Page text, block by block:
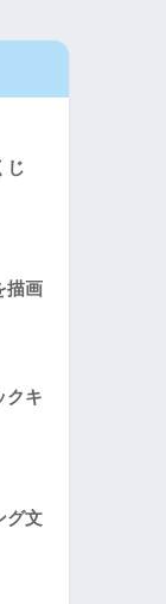
じ
描画
クキ
グ文